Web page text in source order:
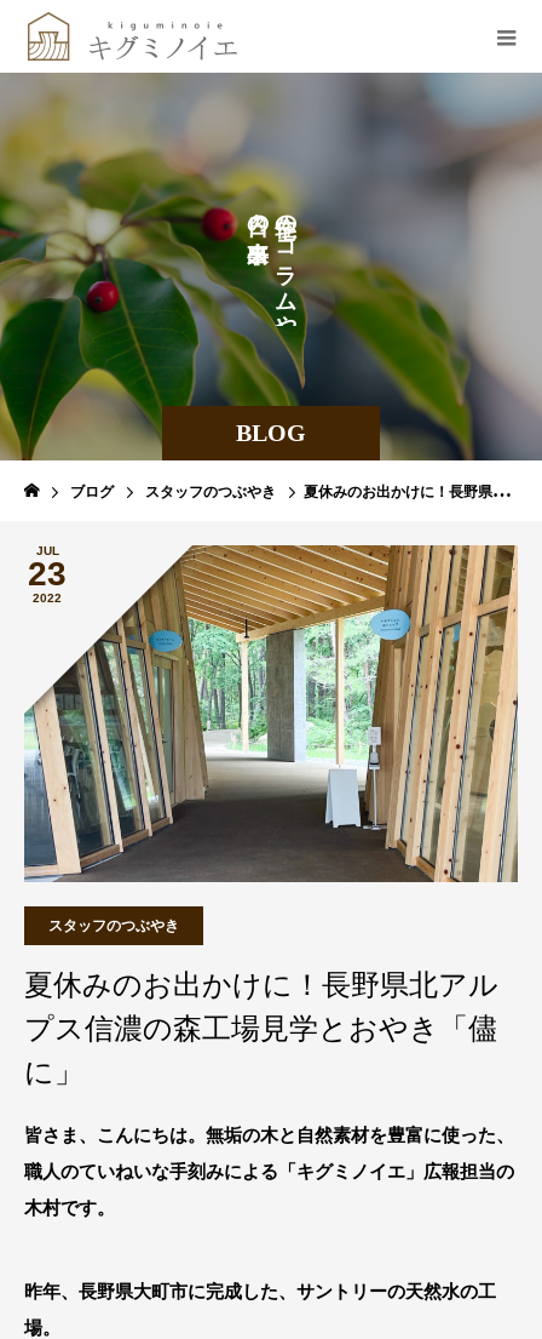
BLOG
の
コ
ラ
ム
や
の
な
ど
を
ブログ スタッフのつぶやき 夏休みのお出かけに！長野県北アルプス信濃の森工場見学とおやき「儘に」
JUL
23
2022
スタッフのつぶやき
夏休みのお出かけに！長野県北アル
プス信濃の森工場見学とおやき「儘
に」
皆さま、こんにちは。無垢の木と自然素材を豊富に使った、
職人のていねいな手刻みによる「キグミノイエ」広報担当の
木村です。
昨年、長野県大町市に完成した、サントリーの天然水の工
場。